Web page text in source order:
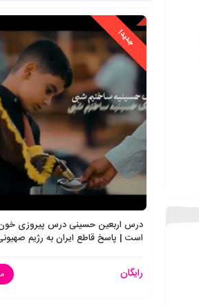
درس اربعین حسینی درس پیروزی
است | پاسخ قاطع ایران به رژیم
رایگان